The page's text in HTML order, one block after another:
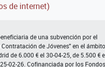
de internet)
de una subvención por el
de Jóvenes" en el ámbito
de 6.000 € el 30-04-25, de 5.500 €
02-26. Cofinanciada por los Fondos